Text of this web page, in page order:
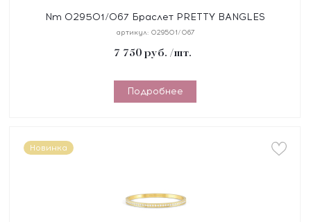
Nm 029501/067 Браслет PRETTY BANGLES
"БЕСКОНЕЧНОСТЬ" размер 17 см, сталь, цирконы,
артикул: 029501/067
7 750 руб. /шт.
Подробнее
Новинка